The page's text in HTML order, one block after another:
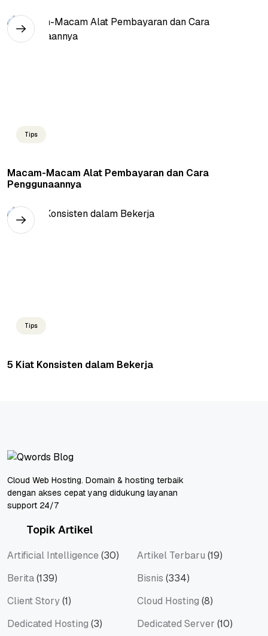
Tips
Macam-Macam Alat Pembayaran dan Cara
Penggunaannya
Tips
5 Kiat Konsisten dalam Bekerja
Cloud Web Hosting. Domain & hosting terbaik
dengan akses cepat yang didukung layanan
support 24/7
Topik Artikel
Artificial Intelligence (30) Artikel Terbaru (19)
Berita(139) Bisnis (334)
Client Story(1) Cloud Hosting (8)
Dedicated Hosting (3) Dedicated Server (10)